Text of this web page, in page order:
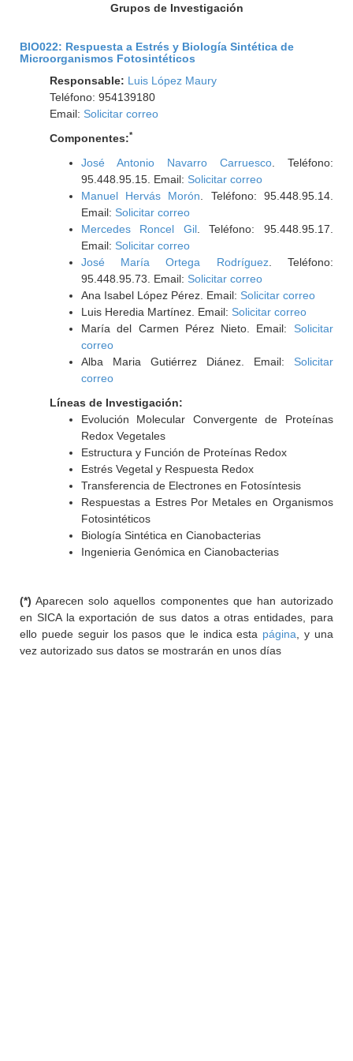
Grupos de Investigación
BIO022: Respuesta a Estrés y Biología Sintética de
Microorganismos Fotosintéticos
Responsable: Luis López Maury
Teléfono: 954139180
Email: Solicitar correo
Componentes:*
José Antonio Navarro Carruesco. Teléfono:
95.448.95.15. Email: Solicitar correo
Manuel Hervás Morón . Teléfono: 95.448.95.14.
Email: Solicitar correo
Mercedes Roncel Gil. Teléfono: 95.448.95.17.
Email: Solicitar correo
José María Ortega Rodríguez. Teléfono:
95.448.95.73. Email: Solicitar correo
Ana Isabel López Pérez. Email: Solicitar correo
Luis Heredia Martínez. Email: Solicitar correo
María del Carmen Pérez Nieto. Email: Solicitar
correo
Alba Maria Gutiérrez Diánez. Email: Solicitar
correo
Líneas de Investigación:
Evolución Molecular Convergente de Proteínas
Redox Vegetales
Estructura y Función de Proteínas Redox
Estrés Vegetal y Respuesta Redox
Transferencia de Electrones en Fotosíntesis
Respuestas a Estres Por Metales en Organismos
Fotosintéticos
Biología Sintética en Cianobacterias
Ingenieria Genómica en Cianobacterias
(*) Aparecen solo aquellos componentes que han autorizado
en SICA la exportación de sus datos a otras entidades, para
ello puede seguir los pasos que le indica esta página , y una
vez autorizado sus datos se mostrarán en unos días